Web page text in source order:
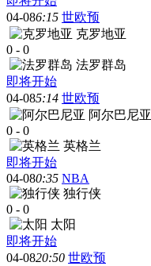
04-086:15 世欧预
克罗地亚
0 - 0
法罗群岛
即将开始
04-085:14 世欧预
阿尔巴尼亚
0 - 0
英格兰
即将开始
04-080:35 NBA
独行侠
0 - 0
太阳
即将开始
04-0820:50 世欧预